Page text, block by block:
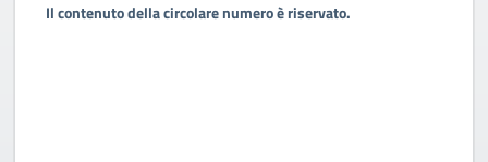
Il contenuto della circolare numero è riservato.